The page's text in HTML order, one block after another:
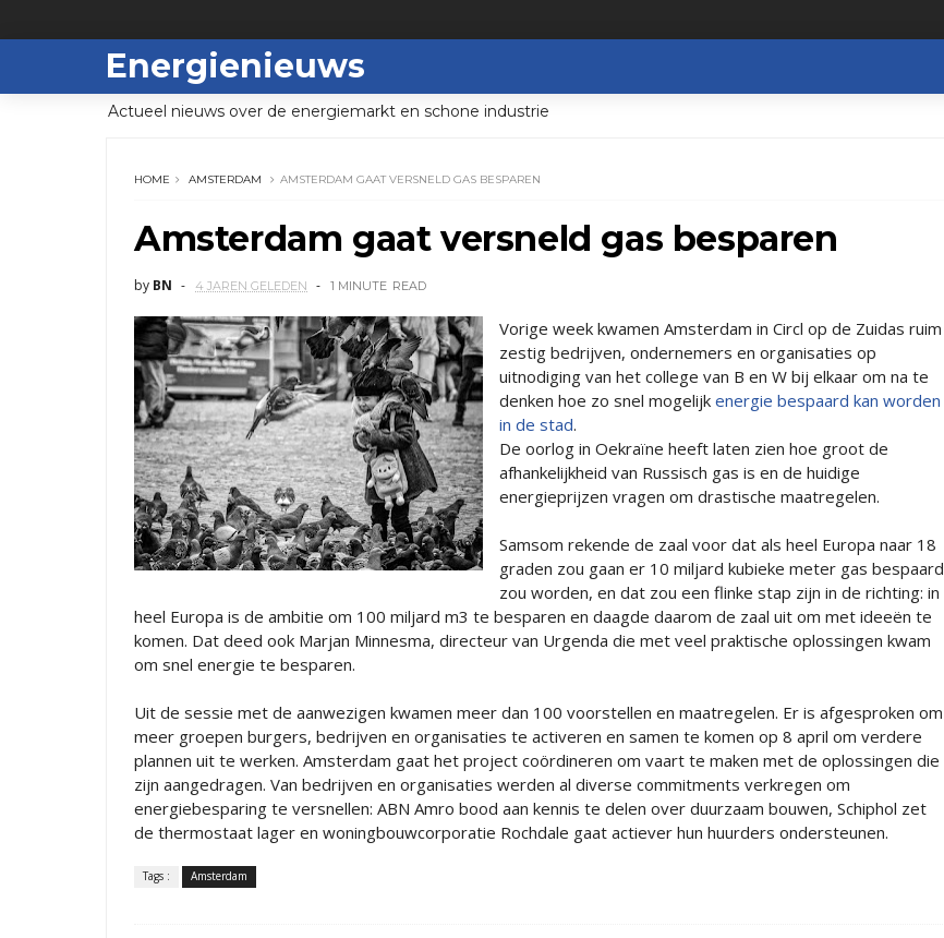
Energienieuws
Actueel nieuws over de energiemarkt en schone industrie
HOME AMSTERDAM AMSTERDAM GAAT VERSNELD GAS BESPAREN
Amsterdam gaat versneld gas besparen
by BN 4 JAREN GELEDEN 1 MINUTE READ
Vorige week kwamen Amsterdam in Circl op de Zuidas ruim
zestig bedrijven, ondernemers en organisaties op
uitnodiging van het college van B en W bij elkaar om na te
denken hoe zo snel mogelijk energie bespaard kan worden
in de stad.
De oorlog in Oekraïne heeft laten zien hoe groot de
afhankelijkheid van Russisch gas is en de huidige
energieprijzen vragen om drastische maatregelen.
Samsom rekende de zaal voor dat als heel Europa naar 18
graden zou gaan er 10 miljard kubieke meter gas bespaard
zou worden, en dat zou een flinke stap zijn in de richting: in
heel Europa is de ambitie om 100 miljard m3 te besparen en daagde daarom de zaal uit om met ideeën te
komen. Dat deed ook Marjan Minnesma, directeur van Urgenda die met veel praktische oplossingen kwam
om snel energie te besparen.
Uit de sessie met de aanwezigen kwamen meer dan 100 voorstellen en maatregelen. Er is afgesproken om
meer groepen burgers, bedrijven en organisaties te activeren en samen te komen op 8 april om verdere
plannen uit te werken. Amsterdam gaat het project coördineren om vaart te maken met de oplossingen die
zijn aangedragen. Van bedrijven en organisaties werden al diverse commitments verkregen om
energiebesparing te versnellen: ABN Amro bood aan kennis te delen over duurzaam bouwen, Schiphol zet
de thermostaat lager en woningbouwcorporatie Rochdale gaat actiever hun huurders ondersteunen.
Tags : Amsterdam